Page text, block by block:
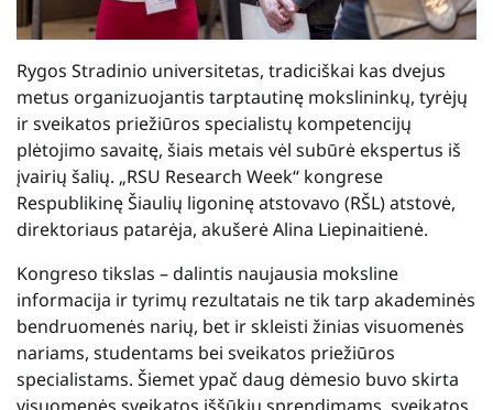
Rygos Stradinio universitetas, tradiciškai kas dvejus
metus organizuojantis tarptautinę mokslininkų, tyrėjų
ir sveikatos priežiūros specialistų kompetencijų
plėtojimo savaitę, šiais metais vėl subūrė ekspertus iš
įvairių šalių. „RSU Research Week“ kongrese
Respublikinę Šiaulių ligoninę atstovavo (RŠL) atstovė,
direktoriaus patarėja, akušerė Alina Liepinaitienė.
Kongreso tikslas – dalintis naujausia moksline
informacija ir tyrimų rezultatais ne tik tarp akademinės
bendruomenės narių, bet ir skleisti žinias visuomenės
nariams, studentams bei sveikatos priežiūros
specialistams. Šiemet ypač daug dėmesio buvo skirta
visuomenės sveikatos iššūkių sprendimams, sveikatos